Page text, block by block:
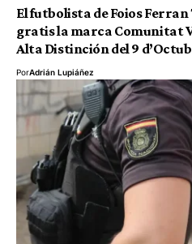
El futbolista de Foios
gratis la marca Comunitat
Alta Distinción del 9
PorAdrián Lupiáñez